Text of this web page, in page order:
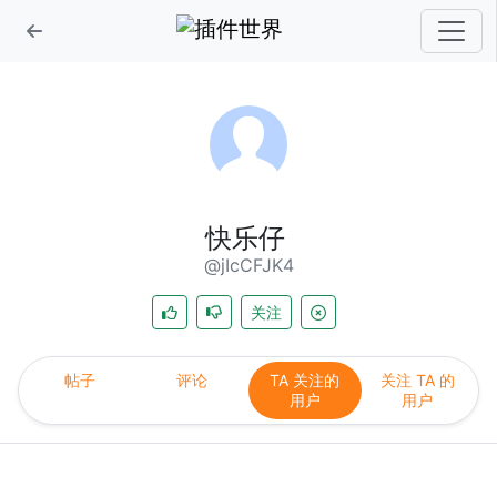
快乐仔
@jIcCFJK4
关注
帖子 评论
TA 关注的
用户
关注 TA 的
用户